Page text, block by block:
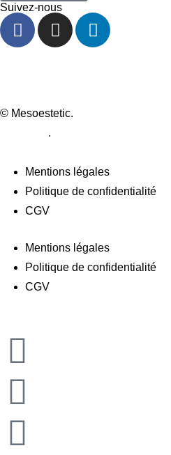
Suivez-nous
© Mesoestetic.
.
Mentions légales
Politique de confidentialité
CGV
Mentions légales
Politique de confidentialité
CGV